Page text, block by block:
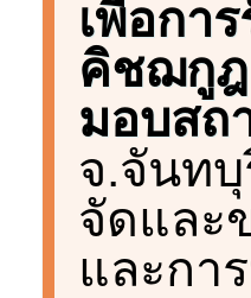
เพื่อกา
คิชฌกูฎ
มอบสถ
จ.จันท
จัดและ
และกา